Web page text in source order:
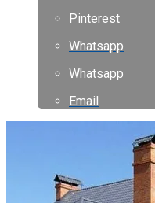
Pinterest
Whatsapp
Whatsapp
Email